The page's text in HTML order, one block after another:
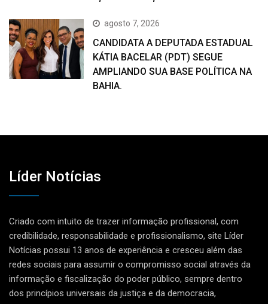
agosto 7, 2026
CANDIDATA A DEPUTADA ESTADUAL
KÁTIA BACELAR (PDT) SEGUE
AMPLIANDO SUA BASE POLÍTICA NA
BAHIA.
Líder Notícias
Criado com intuito de trazer informação profissional, com
credibilidade, responsabilidade e profissionalismo, site Líder
Notícias possui 13 anos de experiência e cresceu além das
redes sociais para assumir o compromisso social através da
informação e fiscalização do poder público, sempre dentro
dos princípios universais da justiça e da democracia,